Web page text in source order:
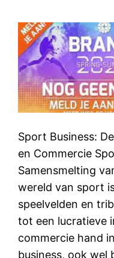
Sport Business:
en Commercie
Samensmelting
wereld van sport
speelvelden en
tot een lucratieve
commercie hand
business, ook wel